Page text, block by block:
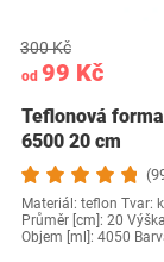
od 99 Kč
300 Kč
Teflonová
6500 20 cm
Materiál: teflon Tvar:
Průměr [cm]: 20
Objem [ml]: 4050